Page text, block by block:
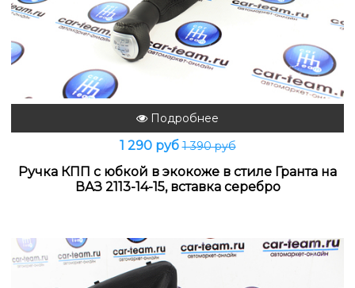
Подробнее
1 290 руб1 390 руб
Ручка КПП с юбкой в экокоже в стиле Гранта на
ВАЗ 2113-14-15, вставка серебро